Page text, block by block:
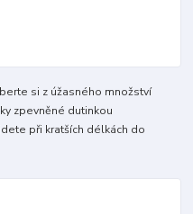
si z úžasného množství
zpevněné dutinkou
při kratších délkách do